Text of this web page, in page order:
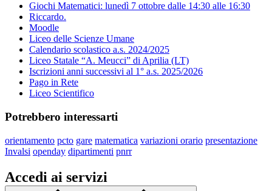
Giochi Matematici: lunedì 7 ottobre dalle 14:30 alle 16:30
Riccardo.
Moodle
Liceo delle Scienze Umane
Calendario scolastico a.s. 2024/2025
Liceo Statale “A. Meucci” di Aprilia (LT)
Iscrizioni anni successivi al 1° a.s. 2025/2026
Pago in Rete
Liceo Scientifico
Potrebbero interessarti
orientamento pcto gare matematica variazioni orario presentazione
Invalsi openday dipartimenti pnrr
Accedi ai servizi